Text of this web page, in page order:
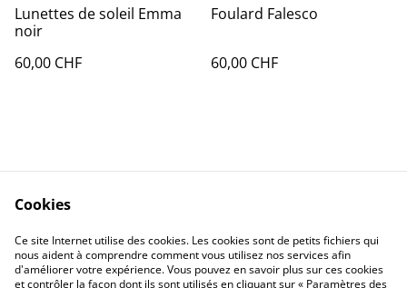
Lunettes de soleil Emma
noir
60,00 CHF
Foulard Falesco
60,00 CHF
Contact Us
Legal Terms
Privacy Policy
Cookie Policy
Cookies
Ce site Internet utilise des cookies. Les cookies sont de petits fichiers qui
nous aident à comprendre comment vous utilisez nos services afin
d'améliorer votre expérience. Vous pouvez en savoir plus sur ces cookies
et contrôler la façon dont ils sont utilisés en cliquant sur « Paramètres des